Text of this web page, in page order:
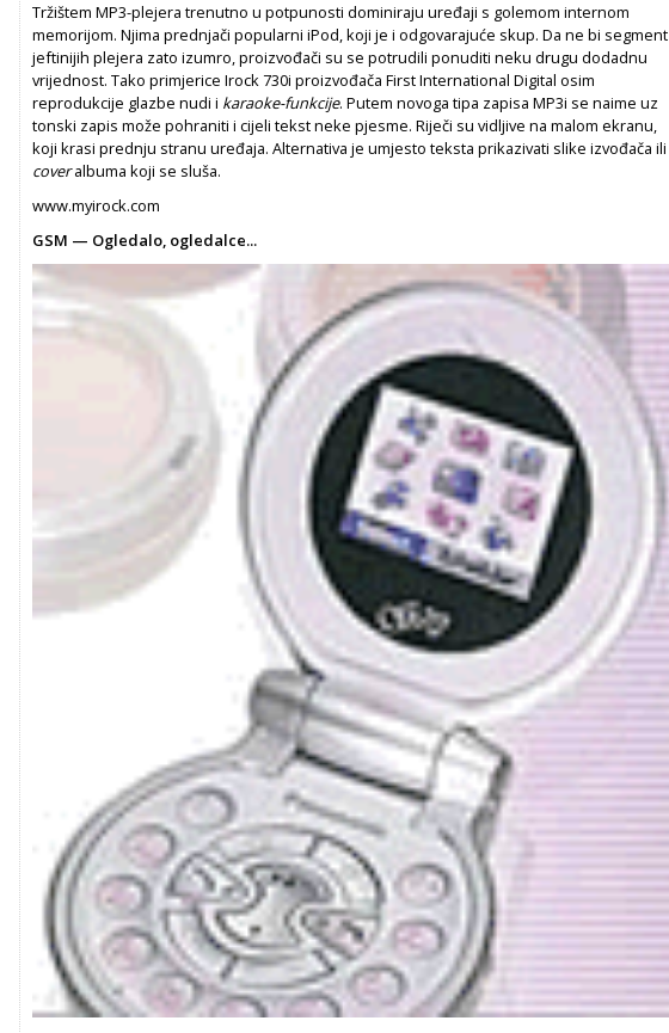
Tržištem MP3-plejera trenutno u potpunosti dominiraju uređaji s golemom internom
memorijom. Njima prednjači popularni iPod, koji je i odgovarajuće skup. Da ne bi segment
jeftinijih plejera zato izumro, proizvođači su se potrudili ponuditi neku drugu dodadnu
vrijednost. Tako primjerice Irock 730i proizvođača First International Digital osim
reprodukcije glazbe nudi i karaoke-funkcije. Putem novoga tipa zapisa MP3i se naime uz
tonski zapis može pohraniti i cijeli tekst neke pjesme. Riječi su vidljive na malom ekranu,
koji krasi prednju stranu uređaja. Alternativa je umjesto teksta prikazivati slike izvođača ili
coveralbuma koji se sluša.
www.myirock.com
GSM — Ogledalo, ogledalce...